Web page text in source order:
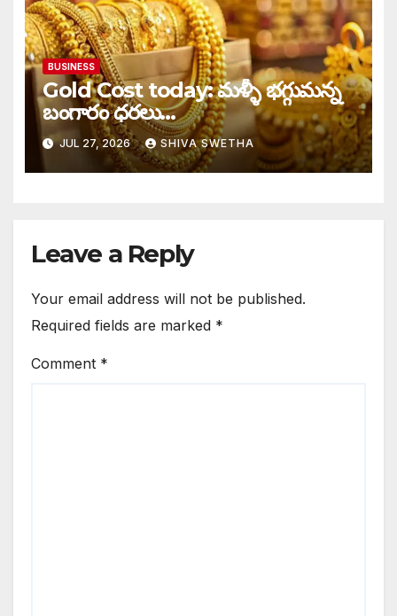
BUSINESS
Gold Cost today: మళ్ళీ భగ్గుమన్న
బంగారం ధరలు…
JUL 27, 2026 SHIVA SWETHA
Leave a Reply
Your email address will not be published.
Required fields are marked *
Comment *